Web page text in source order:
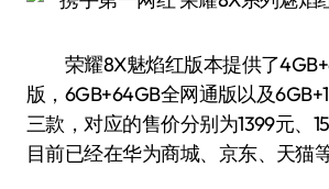
荣耀8X魅焰红版本提供了
版，6GB+64GB全网通版以及
三款，对应的售价分别为1399元、
目前已经在华为商城、京东、天猫